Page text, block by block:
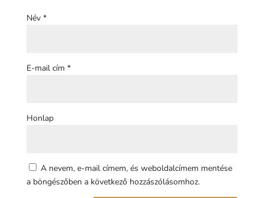
Név *
E-mail cím *
Honlap
A nevem, e-mail címem, és weboldalcímem mentése
a böngészőben a következő hozzászólásomhoz.